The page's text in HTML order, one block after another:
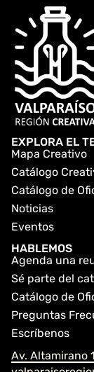
EXPLORA EL
Mapa Creativo
Catálogo
Catálogo de
Noticias
Eventos
HABLEMOS
Agenda una
Sé parte del
Catálogo de
Preguntas
Escríbenos
Av. Altamirano